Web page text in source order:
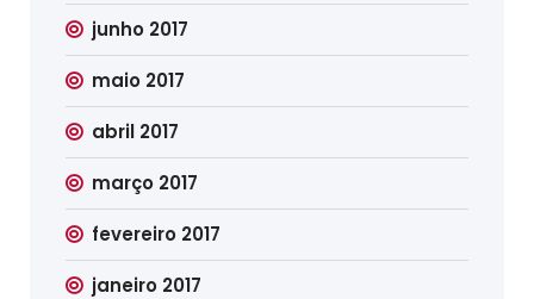
junho 2017
maio 2017
abril 2017
março 2017
fevereiro 2017
janeiro 2017